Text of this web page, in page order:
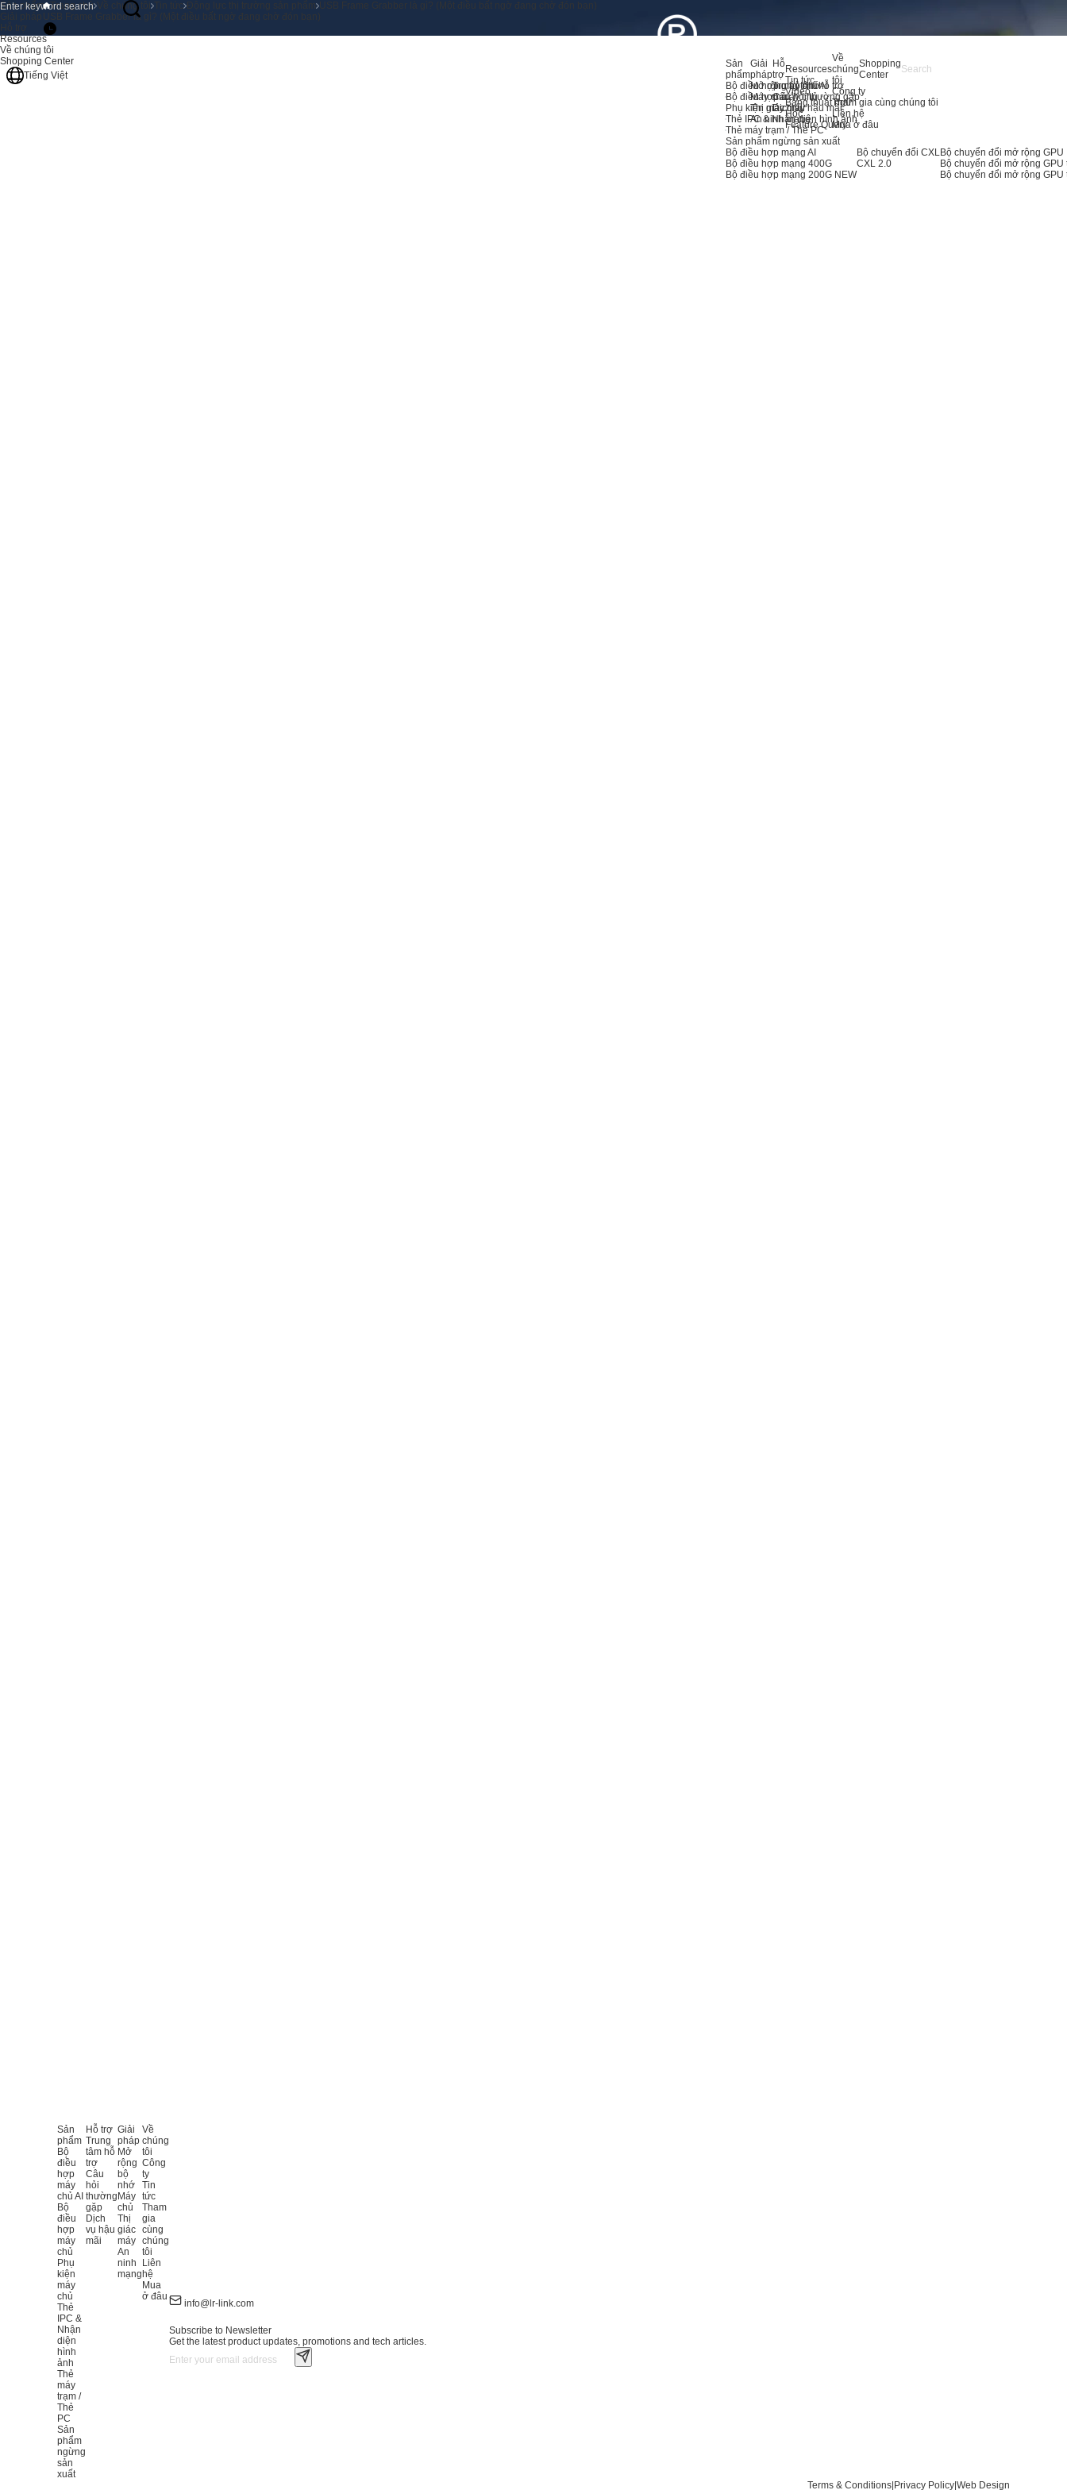
Sản
phẩm
Bộ điều hợp máy chủ AI
Bộ điều hợp máy chủ
Phụ kiện máy chủ
Thẻ IPC & Nhận diện hình ảnh
Thẻ máy trạm / Thẻ PC
Sản phẩm ngừng sản xuất
Bộ điều hợp mạng AI
Bộ điều hợp mạng 400G
Bộ điều hợp mạng 200G NEW
Bộ chuyển đổi CXL
CXL 2.0
Bộ chuyển đổi mở rộng GPU
Bộ chuyển đổi mở rộng
Bộ chuyển đổi mở rộng GPU
Giải
pháp
Mở rộng bộ nhớ
Máy chủ
Thị giác máy
An ninh mạng
Hỗ
trợ
Trung tâm hỗ trợ
Câu hỏi thường gặp
Dịch vụ hậu mãi
Resources
Tin tức
Video
Bảng thuật ngữ
Học
Feature Query
Về
chúng
tôi
Công ty
Tham gia cùng chúng tôi
Liên hệ
Mua ở đâu
Shopping
Center
Sản phẩm
Giải pháp
Hỗ trợ
Resources
Về chúng tôi
Shopping Center
Tiếng Việt
Trang chủ Về chúng tôi Tin tức Động lực thị trường sản phẩm USB Frame Grabber là gì? (Một điều bất ngờ đang chờ đón bạn)
USB Frame Grabber là gì? (Một điều bất ngờ đang chờ đón bạn)
Sản
phẩm
Bộ
điều
hợp
máy
chủ AI
Bộ
điều
hợp
máy
chủ
Phụ
kiện
máy
chủ
Thẻ
IPC &
Nhận
diện
hình
ảnh
Thẻ
máy
trạm /
Thẻ
PC
Sản
phẩm
ngừng
sản
xuất
Hỗ trợ
Trung
tâm hỗ
trợ
Câu
hỏi
thường
gặp
Dịch
vụ hậu
mãi
Giải
pháp
Mở
rộng
bộ
nhớ
Máy
chủ
Thị
giác
máy
An
ninh
mạng
Về
chúng
tôi
Công
ty
Tin
tức
Tham
gia
cùng
chúng
tôi
Liên
hệ
Mua
ở đâu
info@lr-link.com
Subscribe to Newsletter
Get the latest product updates, promotions and tech articles.
Terms & Conditions Privacy Policy Web Design